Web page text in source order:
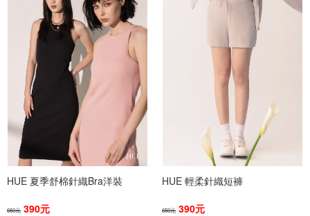
HUE 夏季舒棉針織Bra洋裝
650元 390元
HUE 輕柔針織短褲
650元 390元